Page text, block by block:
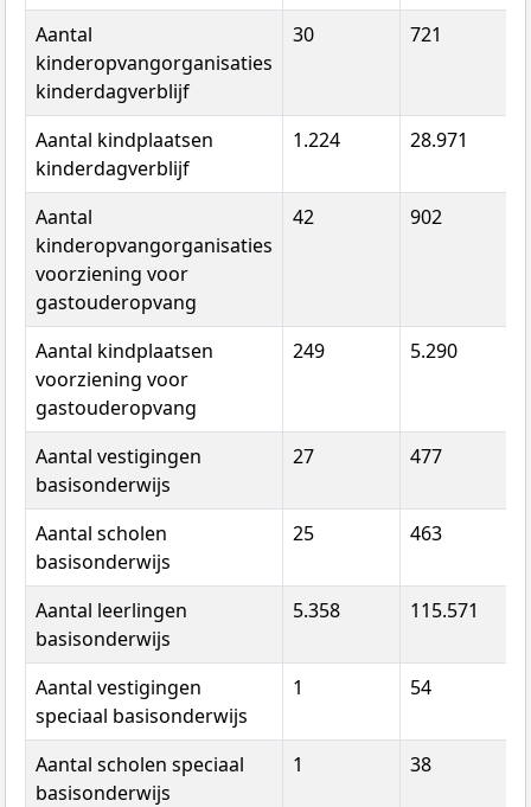
Aantal
kinderopvangorganisaties
kinderdagverblijf
30 721
Aantal kindplaatsen
kinderdagverblijf
1.224 28.971
Aantal
kinderopvangorganisaties
voorziening voor
gastouderopvang
42 902
Aantal kindplaatsen
voorziening voor
gastouderopvang
249 5.290
Aantal vestigingen
basisonderwijs
27 477
Aantal scholen
basisonderwijs
25 463
Aantal leerlingen
basisonderwijs
5.358 115.571
Aantal vestigingen
speciaal basisonderwijs
1 54
Aantal scholen speciaal
basisonderwijs
1 38